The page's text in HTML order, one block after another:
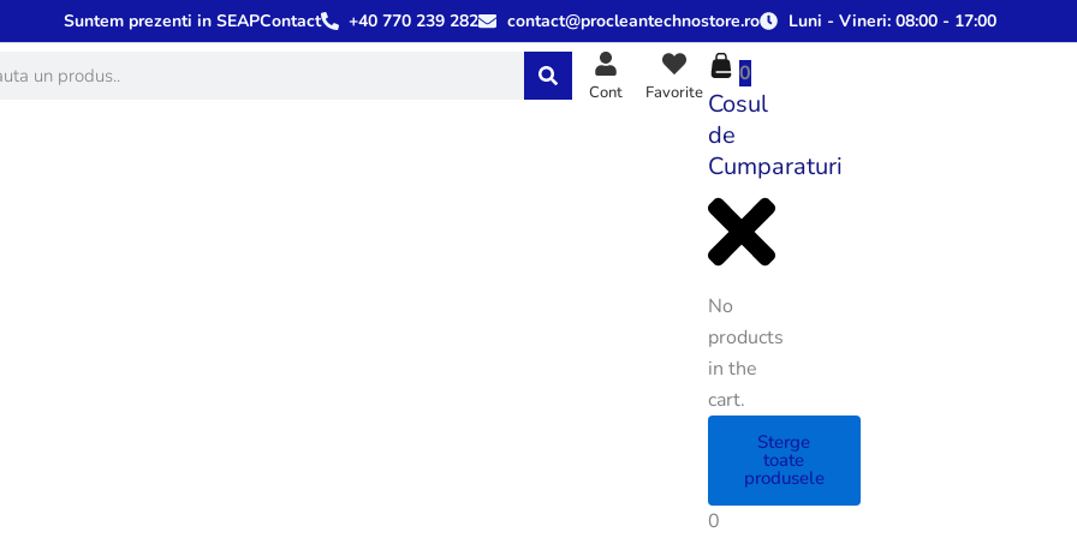
+40 770 239 282 contact@procleantechnostore.ro Luni - Vineri:08:00 - 17:00
Suntem prezenti in SEAPContact
Cont Favorite
0
Cosul
de
Cumparaturi
No
products
in the
cart.
Sterge
toate
produsele
0